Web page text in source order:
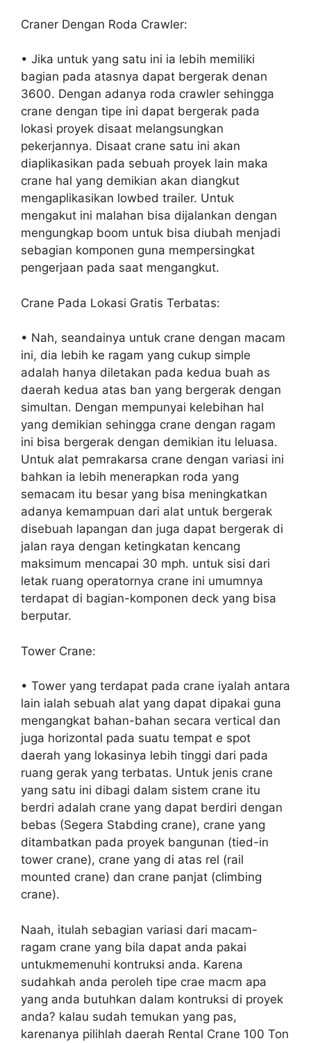
Craner Dengan Roda Crawler:
• Jika untuk yang satu ini ia lebih memiliki
bagian pada atasnya dapat bergerak denan
3600. Dengan adanya roda crawler sehingga
crane dengan tipe ini dapat bergerak pada
lokasi proyek disaat melangsungkan
pekerjannya. Disaat crane satu ini akan
diaplikasikan pada sebuah proyek lain maka
crane hal yang demikian akan diangkut
mengaplikasikan lowbed trailer. Untuk
mengakut ini malahan bisa dijalankan dengan
mengungkap boom untuk bisa diubah menjadi
sebagian komponen guna mempersingkat
pengerjaan pada saat mengangkut.
Crane Pada Lokasi Gratis Terbatas:
• Nah, seandainya untuk crane dengan macam
ini, dia lebih ke ragam yang cukup simple
adalah hanya diletakan pada kedua buah as
daerah kedua atas ban yang bergerak dengan
simultan. Dengan mempunyai kelebihan hal
yang demikian sehingga crane dengan ragam
ini bisa bergerak dengan demikian itu leluasa.
Untuk alat pemrakarsa crane dengan variasi ini
bahkan ia lebih menerapkan roda yang
semacam itu besar yang bisa meningkatkan
adanya kemampuan dari alat untuk bergerak
disebuah lapangan dan juga dapat bergerak di
jalan raya dengan ketingkatan kencang
maksimum mencapai 30 mph. untuk sisi dari
letak ruang operatornya crane ini umumnya
terdapat di bagian-komponen deck yang bisa
berputar.
Tower Crane:
• Tower yang terdapat pada crane iyalah antara
lain ialah sebuah alat yang dapat dipakai guna
mengangkat bahan-bahan secara vertical dan
juga horizontal pada suatu tempat e spot
daerah yang lokasinya lebih tinggi dari pada
ruang gerak yang terbatas. Untuk jenis crane
yang satu ini dibagi dalam sistem crane itu
berdri adalah crane yang dapat berdiri dengan
bebas (Segera Stabding crane), crane yang
ditambatkan pada proyek bangunan (tied-in
tower crane), crane yang di atas rel (rail
mounted crane) dan crane panjat (climbing
crane).
Naah, itulah sebagian variasi dari macam-
ragam crane yang bila dapat anda pakai
untukmemenuhi kontruksi anda. Karena
sudahkah anda peroleh tipe crae macm apa
yang anda butuhkan dalam kontruksi di proyek
anda? kalau sudah temukan yang pas,
karenanya pilihlah daerah Rental Crane 100 Ton